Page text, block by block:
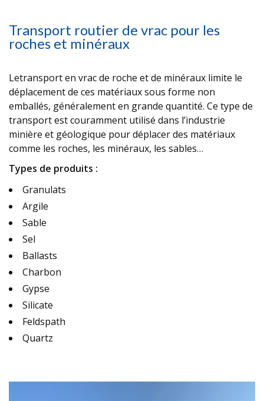
Transport routier de vrac pour les
roches et minéraux
Letransport en vrac de roche et de minéraux limite le
déplacement de ces matériaux sous forme non
emballés, généralement en grande quantité. Ce type de
transport est couramment utilisé dans l’industrie
minière et géologique pour déplacer des matériaux
comme les roches, les minéraux, les sables…
Types de produits :
Granulats
Argile
Sable
Sel
Ballasts
Charbon
Gypse
Silicate
Feldspath
Quartz